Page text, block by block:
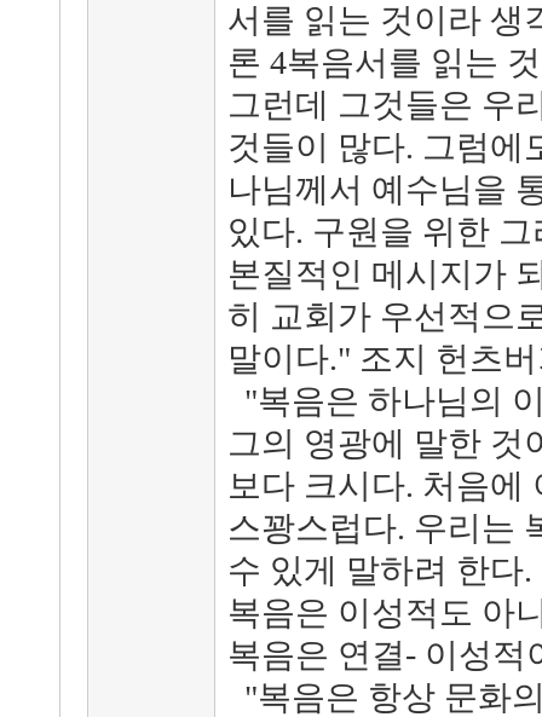
서를 읽는 것이라 생
론 4복음서를 읽는
그런데 그것들은 우
것들이 많다. 그럼에
나님께서 예수님을
있다. 구원을 위한
본질적인 메시지가
히 교회가 우선적으
말이다." 조지 헌츠버
"복음은 하나님의
그의 영광에 말한 것
보다 크시다. 처음에
스꽝스럽다. 우리는
수 있게 말하려 한다
복음은 이성적도 아
복음은 연결- 이성적
"복음은 항상 문화